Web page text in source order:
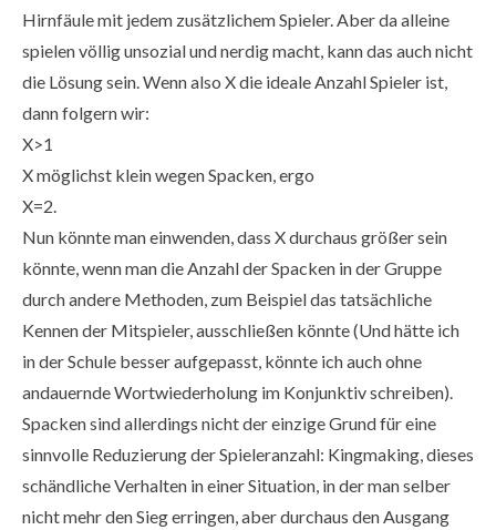
Hirnfäule mit jedem zusätzlichem Spieler. Aber da alleine
spielen völlig unsozial und nerdig macht, kann das auch nicht
die Lösung sein. Wenn also X die ideale Anzahl Spieler ist,
dann folgern wir:
X>1
X möglichst klein wegen Spacken, ergo
X=2.
Nun könnte man einwenden, dass X durchaus größer sein
könnte, wenn man die Anzahl der Spacken in der Gruppe
durch andere Methoden, zum Beispiel das tatsächliche
Kennen der Mitspieler, ausschließen könnte (Und hätte ich
in der Schule besser aufgepasst, könnte ich auch ohne
andauernde Wortwiederholung im Konjunktiv schreiben).
Spacken sind allerdings nicht der einzige Grund für eine
sinnvolle Reduzierung der Spieleranzahl: Kingmaking, dieses
schändliche Verhalten in einer Situation, in der man selber
nicht mehr den Sieg erringen, aber durchaus den Ausgang